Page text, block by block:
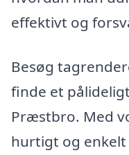
effektivt og
Besøg
finde et
Præstbro. Med
hurtigt og